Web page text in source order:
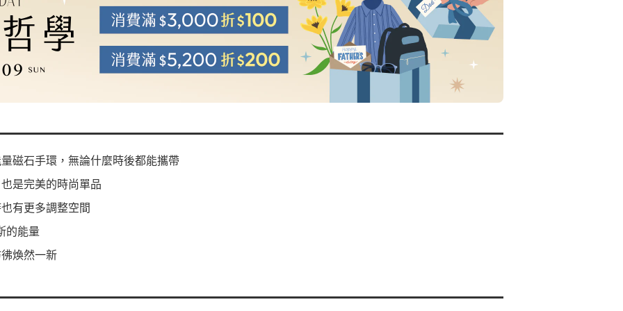
磁石手環，無論什麼時後都能攜帶
是完美的時尚單品
有更多調整空間
的能量
煥然一新